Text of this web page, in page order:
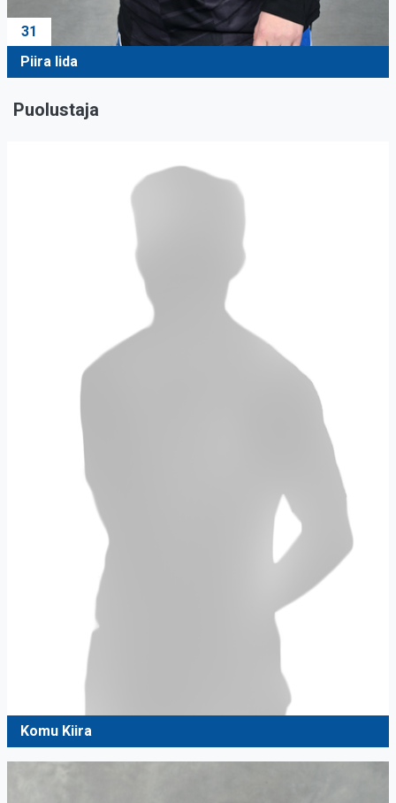
31
Piira Iida
Puolustaja
Komu Kiira